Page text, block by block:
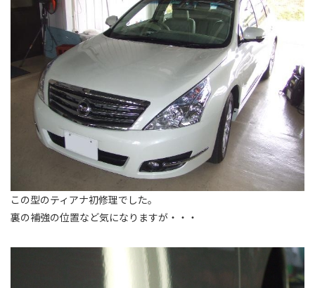
この型のティアナ初修理でした。
裏の補強の位置など気になりますが・・・